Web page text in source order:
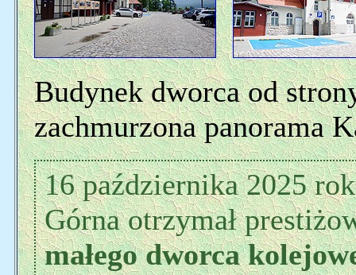
Budynek dworca od
zachmurzona panorama
16 października 2025
Górna otrzymał
małego dworca